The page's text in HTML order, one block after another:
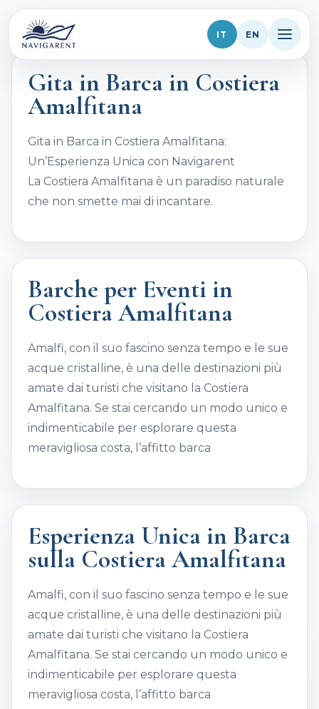
IT EN
Home
La Flotta
Tour
Destinazioni
Galleria
Contatti
Blog
Gita in Barca in Costiera
Amalfitana
Gita in Barca in Costiera Amalfitana:
Un’Esperienza Unica con Navigarent
La Costiera Amalfitana è un paradiso naturale
che non smette mai di incantare.
Barche per Eventi in
Costiera Amalfitana
Amalfi, con il suo fascino senza tempo e le sue
acque cristalline, è una delle destinazioni più
amate dai turisti che visitano la Costiera
Amalfitana. Se stai cercando un modo unico e
indimenticabile per esplorare questa
meravigliosa costa, l’affitto barca
Esperienza Unica in Barca
sulla Costiera Amalfitana
Amalfi, con il suo fascino senza tempo e le sue
acque cristalline, è una delle destinazioni più
amate dai turisti che visitano la Costiera
Amalfitana. Se stai cercando un modo unico e
indimenticabile per esplorare questa
meravigliosa costa, l’affitto barca